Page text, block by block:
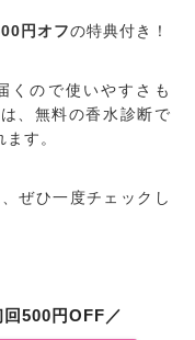
円オフの特典付き！
くので使いやすさも
、無料の香水診断で
す。
ぜひ一度チェックし
500円OFF／